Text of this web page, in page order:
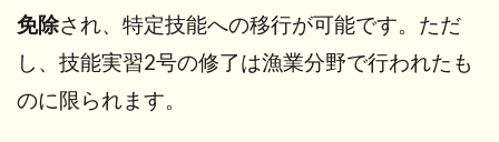
免除され、特定技能への移行が可能です。ただ
し、技能実習2号の修了は漁業分野で行われたも
のに限られます。